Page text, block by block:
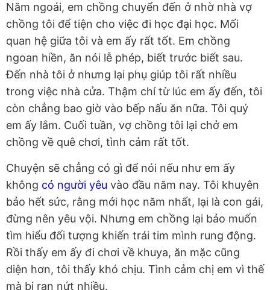
Năm ngoái, em chồng chuyển đến ở nhờ nhà vợ
chồng tôi để tiện cho việc đi học đại học. Mối
quan hệ giữa tôi và em ấy rất tốt. Em chồng
ngoan hiền, ăn nói lễ phép, biết trước biết sau.
Đến nhà tôi ở nhưng lại phụ giúp tôi rất nhiều
trong việc nhà cửa. Thậm chí từ lúc em ấy đến, tôi
còn chẳng bao giờ vào bếp nấu ăn nữa. Tôi quý
em ấy lắm. Cuối tuần, vợ chồng tôi lại chở em
chồng về quê chơi, tình cảm rất tốt.
Chuyện sẽ chẳng có gì để nói nếu như em ấy
không có người yêu vào đầu năm nay. Tôi khuyên
bảo hết sức, rằng mới học năm nhất, lại là con gái,
đừng nên yêu vội. Nhưng em chồng lại bảo muốn
tìm hiểu đối tượng khiến trái tim mình rung động.
Rồi thấy em ấy đi chơi về khuya, ăn mặc cũng
diện hơn, tôi thấy khó chịu. Tình cảm chị em vì thế
mà bị rạn nứt nhiều.